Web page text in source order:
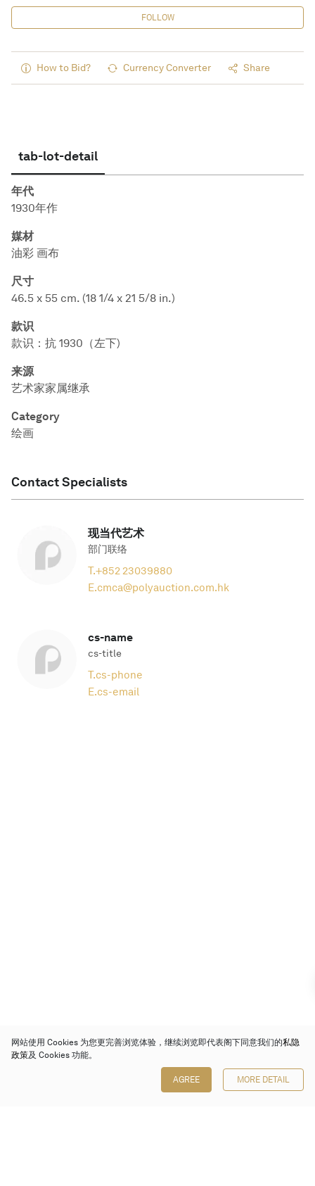
FOLLOW
How to Bid? Currency Converter Share
tab-lot-detail
年代
1930年作
媒材
油彩 画布
尺寸
46.5 x 55 cm. (18 1/4 x 21 5/8 in.)
款识
款识：抗 1930（左下)
来源
艺术家家属继承
Category
绘画
Contact Specialists
现当代艺术
部门联络
T.+852 23039880
E.cmca@polyauction.com.hk
cs-name
cs-title
T.cs-phone
E.cs-email
网站使用 Cookies 为您更完善浏览体验，继续浏览即代表阁下同意我们的私隐
政策及 Cookies 功能。
AGREE MORE DETAIL